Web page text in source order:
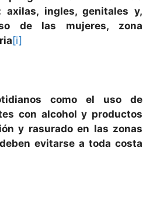
axilas, ingles, genitales y,
de las mujeres, zona
[i]
como el uso de
con alcohol y productos
y rasurado en las zonas
evitarse a toda costa